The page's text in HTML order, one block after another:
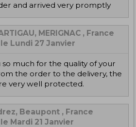
and arrived very promptly
MERIGNAC , France
Lundi 27 Janvier
the order to the delivery, the
very well protected.
Beaupont , France
Mardi 21 Janvier